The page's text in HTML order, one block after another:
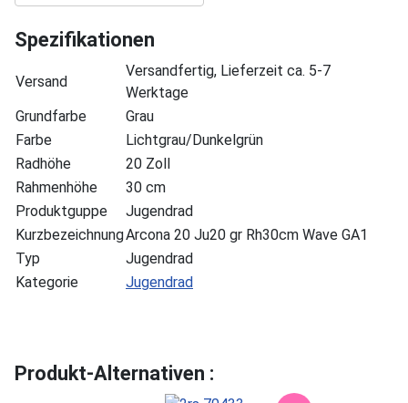
Spezifikationen
Versand
Versandfertig, Lieferzeit ca. 5-7
Werktage
Grundfarbe
Grau
Farbe
Lichtgrau/Dunkelgrün
Radhöhe
20 Zoll
Rahmenhöhe
30 cm
Produktguppe
Jugendrad
KurzbezeichnungArcona 20 Ju20 gr Rh30cm Wave GA1
Typ
Jugendrad
Kategorie
Jugendrad
Produkt-Alternativen :